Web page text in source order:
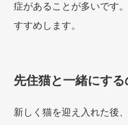
症があることが多いです
すすめします。
先住猫と一緒にす
新しく猫を迎え入れた後